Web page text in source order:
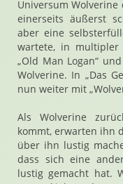
Universum
einerseits äußerst
aber eine
wartete, in multipler
„Old Man Logan“
Wolverine. In „Das
nun weiter mit
Als Wolverine
kommt, erwarten ihn
über ihn lustig
dass sich eine
lustig gemacht hat.